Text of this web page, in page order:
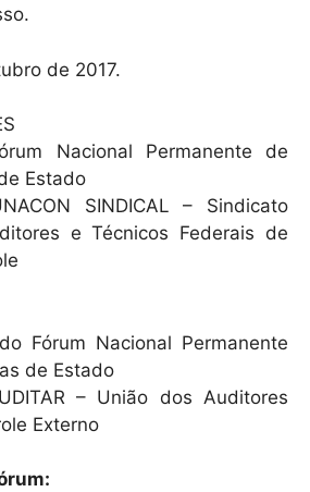
de 2017.
Nacional Permanente de
Estado
SINDICAL – Sindicato
e Técnicos Federais de
Fórum Nacional Permanente
de Estado
– União dos Auditores
Externo